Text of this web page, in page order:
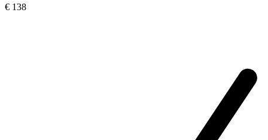
€ 138